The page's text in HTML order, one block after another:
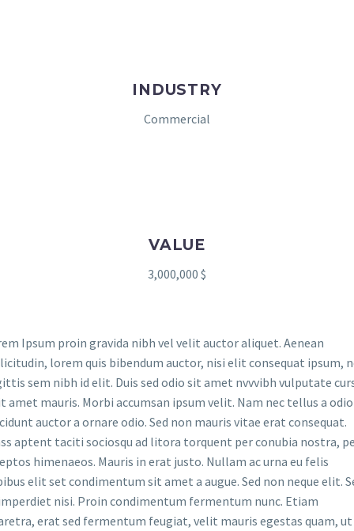
INDUSTRY
Commercial
VALUE
3,000,000 $
Ipsum proin gravida nibh vel velit auctor aliquet. Aenean
lorem quis bibendum auctor, nisi elit consequat ipsum,
sem nibh id elit. Duis sed odio sit amet nvvvibh vulputate
amet mauris. Morbi accumsan ipsum velit. Nam nec tellus a odio
auctor a ornare odio. Sed non mauris vitae erat consequat.
aptent taciti sociosqu ad litora torquent per conubia nostra,
himenaeos. Mauris in erat justo. Nullam ac urna eu felis
elit set condimentum sit amet a augue. Sed non neque elit.
nisi. Proin condimentum fermentum nunc. Etiam
erat sed fermentum feugiat, velit mauris egestas quam, ut